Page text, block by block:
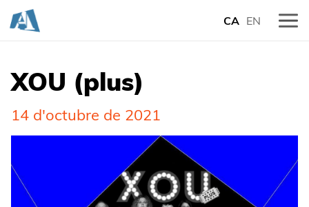
CA EN
XOU (plus)
14 d'octubre de 2021